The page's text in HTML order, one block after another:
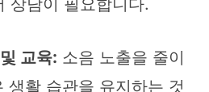
교육: 소음 노출을 줄이
생활 습관을 유지하는 것